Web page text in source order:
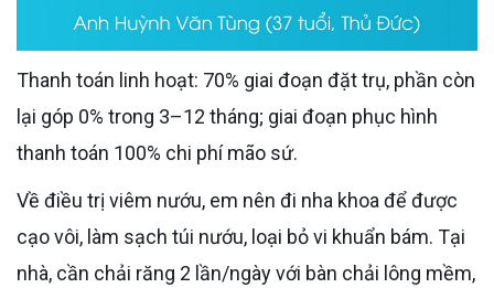
Thanh toán linh hoạt: 70% giai đoạn đặt trụ, phần còn
lại góp 0% trong 3–12 tháng; giai đoạn phục hình
thanh toán 100% chi phí mão sứ.
Về điều trị viêm nướu, em nên đi nha khoa để được
cạo vôi, làm sạch túi nướu, loại bỏ vi khuẩn bám. Tại
nhà, cần chải răng 2 lần/ngày với bàn chải lông mềm,